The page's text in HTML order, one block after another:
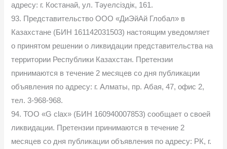
адресу: г. Костанай, ул. Тәуелсіздік, 161.
93. Представительство ООО «ДиЭйАй Глобал» в
Казахстане (БИН 161142031503) настоящим уведомляет
о принятом решении о ликвидации представительства на
территории Республики Казахстан. Претензии
принимаются в течение 2 месяцев со дня публикации
объявления по адресу: г. Алматы, пр. Абая, 47, офис 2,
тел. 3-968-968.
94. ТОО «G clax» (БИН 160940007853) сообщает о своей
ликвидации. Претензии принимаются в течение 2
месяцев со дня публикации объявления по адресу: РК, г.